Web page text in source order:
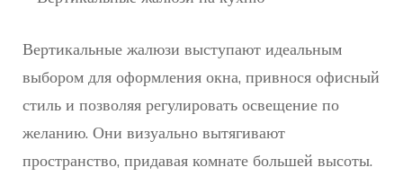
Вертикальные жалюзи выступают идеальным
выбором для оформления окна, привнося офисный
стиль и позволяя регулировать освещение по
желанию. Они визуально вытягивают
пространство, придавая комнате большей высоты.